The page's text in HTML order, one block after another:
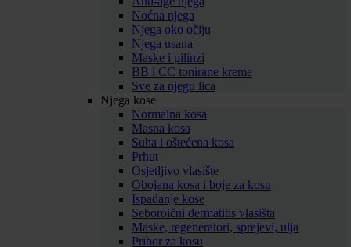
Noćna njega
Njega oko očiju
Njega usana
Maske i pilinzi
BB i CC tonirane kreme
Sve za njegu lica
Njega kose
Normalna kosa
Masna kosa
Suha i oštećena kosa
Prhut
Osjetljivo vlasište
Obojana kosa i boje za kosu
Ispadanje kose
Seboroični dermatitis vlasišta
Maske, regeneratori, sprejevi, ulja
Pribor za kosu